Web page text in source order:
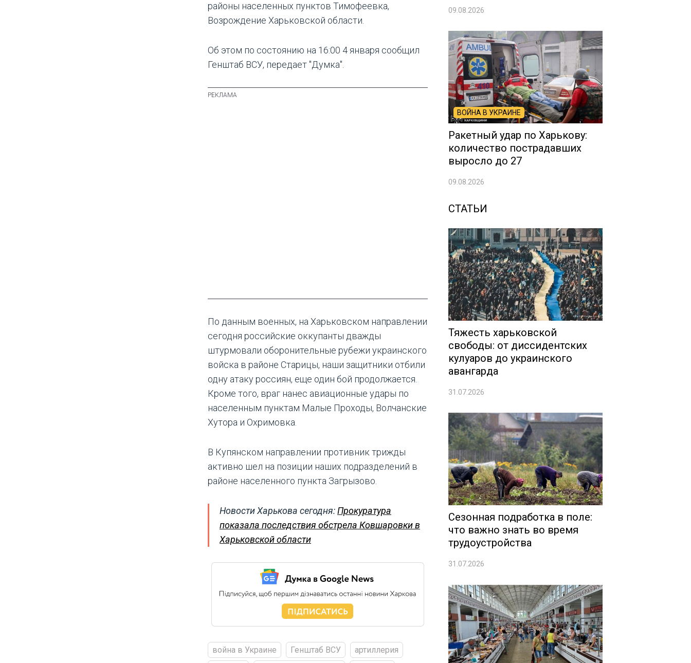
районы населенных пунктов Тимофеевка,
Возрождение Харьковской области.
Об этом по состоянию на 16:00 4 января сообщил
Генштаб ВСУ, передает "Думка".
По данным военных, на Харьковском направлении
сегодня российские оккупанты дважды
штурмовали оборонительные рубежи украинского
войска в районе Старицы, наши защитники отбили
одну атаку россиян, еще один бой продолжается.
Кроме того, враг нанес авиационные удары по
населенным пунктам Малые Проходы, Волчанские
Хутора и Охримовка.
В Купянском направлении противник трижды
активно шел на позиции наших подразделений в
районе населенного пункта Загрызово.
Новости Харькова сегодня:Прокуратура
показала последствия обстрела Ковшаровки в
Харьковской области
война в Украине Генштаб ВСУ
артиллерия
09.08.2026
ВОЙНА В УКРАИНЕ
Ракетный удар по Харькову:
количество пострадавших
выросло до 27
09.08.2026
СТАТЬИ
Тяжесть харьковской
свободы: от диссидентских
кулуаров до украинского
авангарда
31.07.2026
Сезонная подработка в поле:
что важно знать во время
трудоустройства
31.07.2026